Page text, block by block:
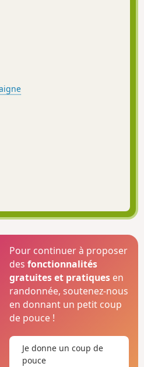
Pour continuer à proposer
desfonctionnalités
gratuites et pratiques en
randonnée, soutenez-nous
en donnant un petit coup
de pouce !
Je donne un coup de
pouce